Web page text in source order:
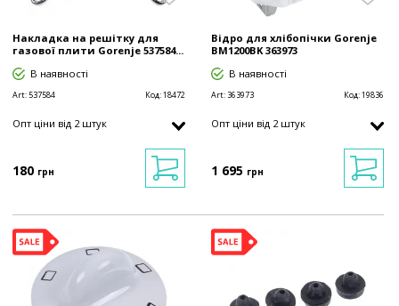
Накладка на решітку для
газової плити Gorenje 537584...
В наявності
Art: 537584 Код:18472
Опт ціни від 2 штук
180 грн
Відро для хлібопічки Gorenje
BM1200BK 363973
В наявності
Art: 363973 Код:19836
Опт ціни від 2 штук
1 695 грн